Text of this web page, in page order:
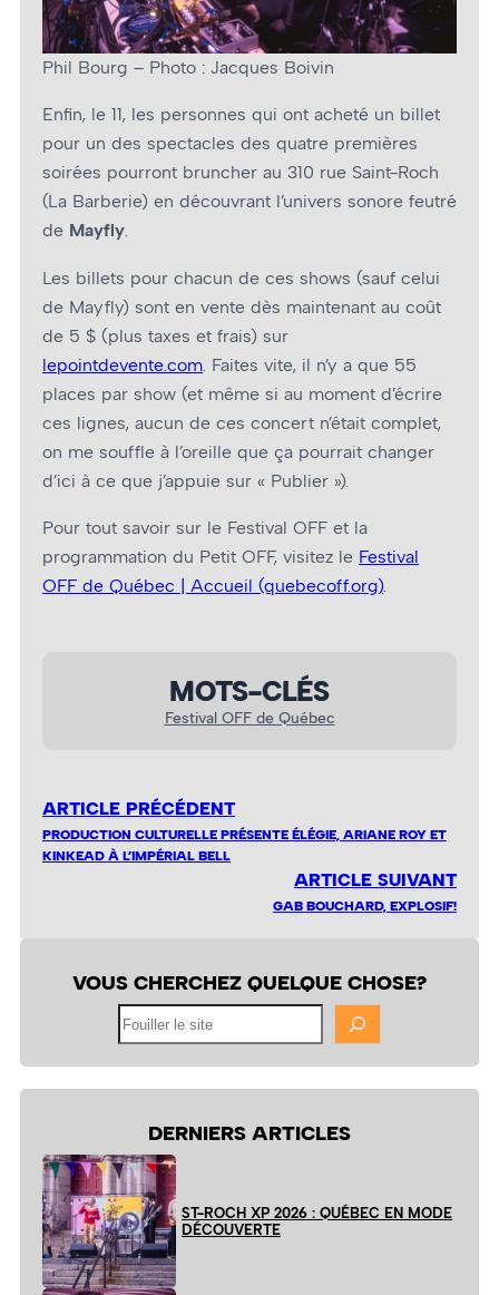
Phil Bourg – Photo : Jacques Boivin
Enfin, le 11, les personnes qui ont acheté un billet
pour un des spectacles des quatre premières
soirées pourront bruncher au 310 rue Saint-Roch
(La Barberie) en découvrant l’univers sonore feutré
de Mayfly.
Les billets pour chacun de ces shows (sauf celui
de Mayfly) sont en vente dès maintenant au coût
de 5 $ (plus taxes et frais) sur
lepointdevente.com . Faites vite, il n’y a que 55
places par show (et même si au moment d’écrire
ces lignes, aucun de ces concert n’était complet,
on me souffle à l’oreille que ça pourrait changer
d’ici à ce que j’appuie sur « Publier »).
Pour tout savoir sur le Festival OFF et la
programmation du Petit OFF, visitez le Festival
OFF de Québec | Accueil (quebecoff.org).
MOTS-CLÉS
Festival OFF de Québec
ARTICLE PRÉCÉDENT
PRODUCTION CULTURELLE PRÉSENTE ÉLÉGIE, ARIANE ROY ET
KINKEAD À L’IMPÉRIAL BELL
ARTICLE SUIVANT
GAB BOUCHARD, EXPLOSIF!
VOUS CHERCHEZ QUELQUE CHOSE?
DERNIERS ARTICLES
ST-ROCH XP 2026 : QUÉBEC EN MODE
DÉCOUVERTE